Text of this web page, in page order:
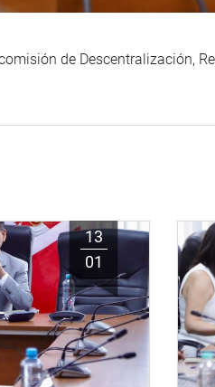
de Descentralización,
13
01